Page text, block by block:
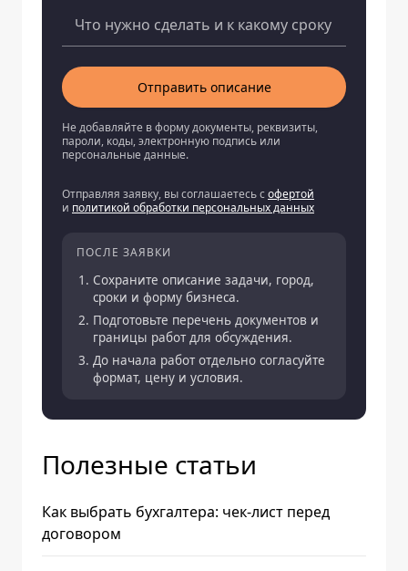
Отправить описание
Не добавляйте в форму документы, реквизиты,
пароли, коды, электронную подпись или
персональные данные.
Отправляя заявку, вы соглашаетесь софертой
и политикой обработки персональных данных
ПОСЛЕ ЗАЯВКИ
Сохраните описание задачи, город,
сроки и форму бизнеса.
Подготовьте перечень документов и
границы работ для обсуждения.
До начала работ отдельно согласуйте
формат, цену и условия.
Полезные статьи
Как выбрать бухгалтера: чек-лист перед
договором